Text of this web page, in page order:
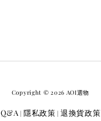
Copyright © 2026 AOI選物
Q&A | 隱私政策 | 退換貨政策